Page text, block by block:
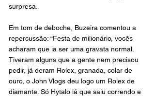
surpresa.
Em tom de deboche, Buzeira comentou a
repercussão: “Festa de milionário, vocês
acharam que ia ser uma gravata normal.
Tiveram alguns que a gente nem precisou
pedir, já deram Rolex, granada, colar de
ouro, o John Vlogs deu logo um Rolex de
diamante. Só Hytalo lá que saiu correndo e